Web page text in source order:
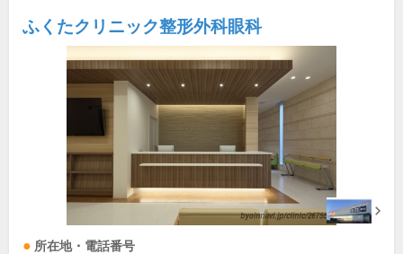
ふくたクリニック整形外科眼科
所在地・電話番号